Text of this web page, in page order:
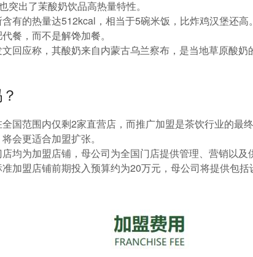
突出了茉酸奶饮品高热量特性。
有的热量达512kcal，相当于5碗米饭，比炸鸡汉堡还高
餐，而不是解馋加餐。
回应称，其酸奶来自内蒙古乌兰察布，是当地草原酸奶
国范围内仅剩2家直营店，而推广加盟是茶饮行业的最
会更适合加盟扩张。
均为加盟店铺，母公司为全国门店提供管理、营销以及
加盟店铺前期投入预算约为20万元，母公司将提供包